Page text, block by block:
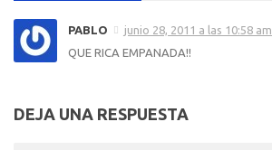
PABLO
junio 28, 2011 a las 10:58 am
QUE RICA EMPANADA!!
DEJA UNA RESPUESTA